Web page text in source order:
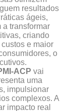
resultados
ágeis,
transformar
criando
e maior
o
ACP vai
uma
impulsionar
complexos. A
impacto real